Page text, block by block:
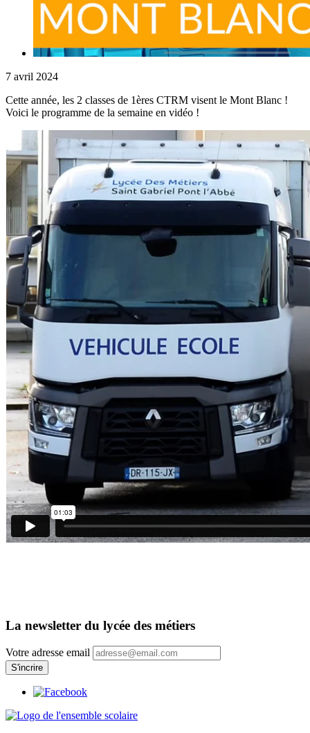
7 avril 2024
Cette année, les 2 classes de 1ères CTRM visent le Mont Blanc !
Voici le programme de la semaine en vidéo !
La newsletter du lycée des métiers
Votre adresse email